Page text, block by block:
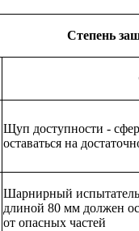
Степень
Щуп доступности -
оставаться на
Шарнирный
длиной 80 мм должен
от опасных частей